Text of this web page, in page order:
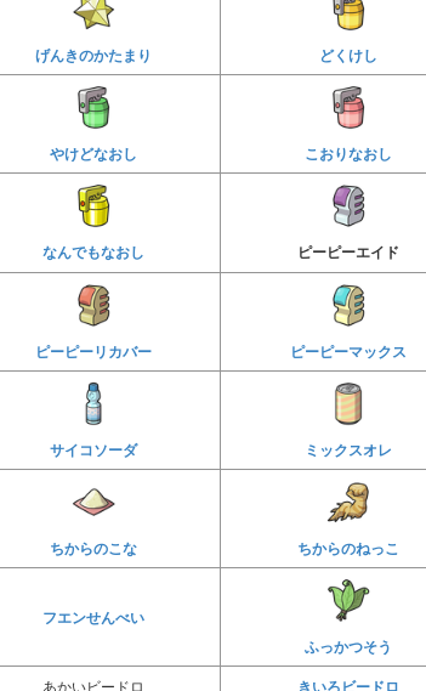
げんきのかたまり どくけし
やけどなおし こおりなおし
なんでもなおし ピーピーエイド
ピーピーリカバー ピーピーマックス
サイコソーダ ミックスオレ
ちからのこな ちからのねっこ
フエンせんべい
ふっかつそう
あかいビードロ きいろビードロ